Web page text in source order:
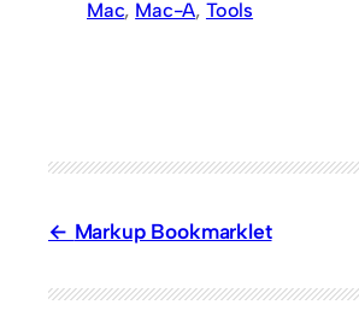
Mac, Mac-A, Tools
Markup Bookmarklet